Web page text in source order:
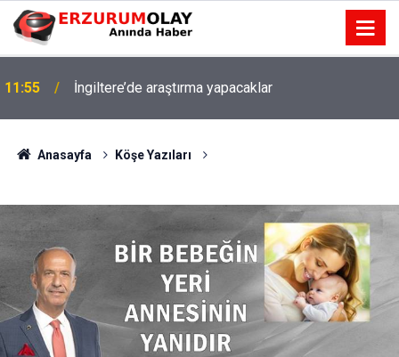
11:55
11:52 Çay sohbeti iddiaya dönüştü
Anasayfa Köşe Yazıları